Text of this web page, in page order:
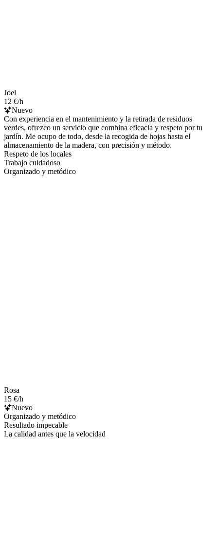
Joel
12 €/h
Nuevo
Con experiencia en el mantenimiento y la retirada de residuos
verdes, ofrezco un servicio que combina eficacia y respeto por tu
jardín. Me ocupo de todo, desde la recogida de hojas hasta el
almacenamiento de la madera, con precisión y método.
Respeto de los locales
Trabajo cuidadoso
Organizado y metódico
Rosa
15 €/h
Nuevo
Organizado y metódico
Resultado impecable
La calidad antes que la velocidad